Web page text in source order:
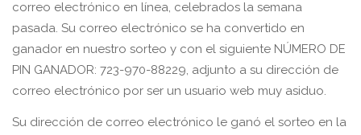
correo electrónico en línea, celebrados la semana
pasada. Su correo electrónico se ha convertido en
ganador en nuestro sorteo y con el siguiente NÚMERO DE
PIN GANADOR: 723-970-88229, adjunto a su dirección de
correo electrónico por ser un usuario web muy asiduo.
Su dirección de correo electrónico le ganó el sorteo en la